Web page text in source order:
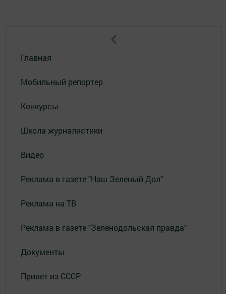
Главная
Мобильный репортер
Конкурсы
Школа журналистики
Видео
Реклама в газете "Наш Зеленый Дол"
Реклама на ТВ
Реклама в газете "Зеленодольская правда"
Документы
Привет из СССР